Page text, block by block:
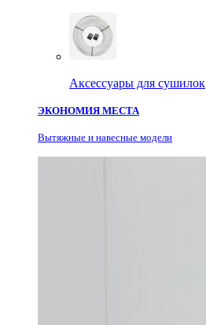
Аксессуары для сушилок
ЭКОНОМИЯ МЕСТА
Вытяжные и навесные модели